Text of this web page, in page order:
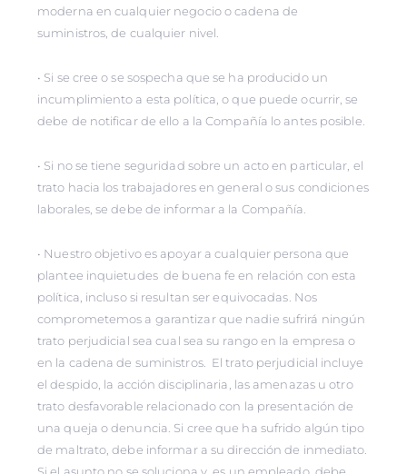
moderna en cualquier negocio o cadena de
suministros, de cualquier nivel.
• Si se cree o se sospecha que se ha producido un
incumplimiento a esta política, o que puede ocurrir, se
debe de notificar de ello a la Compañía lo antes posible.
• Si no se tiene seguridad sobre un acto en particular, el
trato hacia los trabajadores en general o sus condiciones
laborales, se debe de informar a la Compañía.
• Nuestro objetivo es apoyar a cualquier persona que
plantee inquietudes de buena fe en relación con esta
política, incluso si resultan ser equivocadas. Nos
comprometemos a garantizar que nadie sufrirá ningún
trato perjudicial sea cual sea su rango en la empresa o
en la cadena de suministros. El trato perjudicial incluye
el despido, la acción disciplinaria, las amenazas u otro
trato desfavorable relacionado con la presentación de
una queja o denuncia. Si cree que ha sufrido algún tipo
de maltrato, debe informar a su dirección de inmediato.